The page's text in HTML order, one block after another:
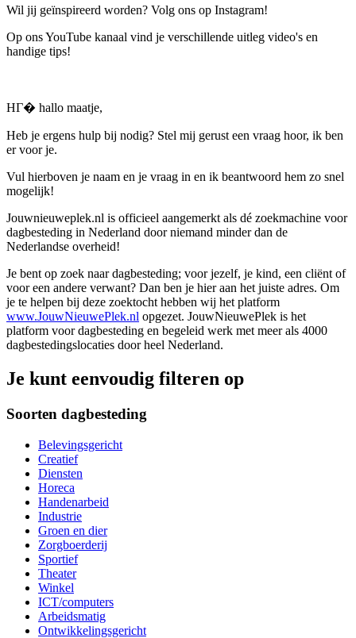
Wil jij geïnspireerd worden? Volg ons op Instagram!
Op ons YouTube kanaal vind je verschillende uitleg video's en
handige tips!
HГ� hallo maatje,
Heb je ergens hulp bij nodig? Stel mij gerust een vraag hoor, ik ben
er voor je.
Vul hierboven je naam en je vraag in en ik beantwoord hem zo snel
mogelijk!
Jouwnieuweplek.nl is officieel aangemerkt als dé zoekmachine voor
dagbesteding in Nederland door niemand minder dan de
Nederlandse overheid!
Je bent op zoek naar dagbesteding; voor jezelf, je kind, een cliënt of
voor een andere verwant? Dan ben je hier aan het juiste adres. Om
je te helpen bij deze zoektocht hebben wij het platform
www.JouwNieuwePlek.nl opgezet. JouwNieuwePlek is het
platform voor dagbesteding en begeleid werk met meer als 4000
dagbestedingslocaties door heel Nederland.
Je kunt eenvoudig filteren op
Soorten dagbesteding
Belevingsgericht
Creatief
Diensten
Horeca
Handenarbeid
Industrie
Groen en dier
Zorgboerderij
Sportief
Theater
Winkel
ICT/computers
Arbeidsmatig
Ontwikkelingsgericht